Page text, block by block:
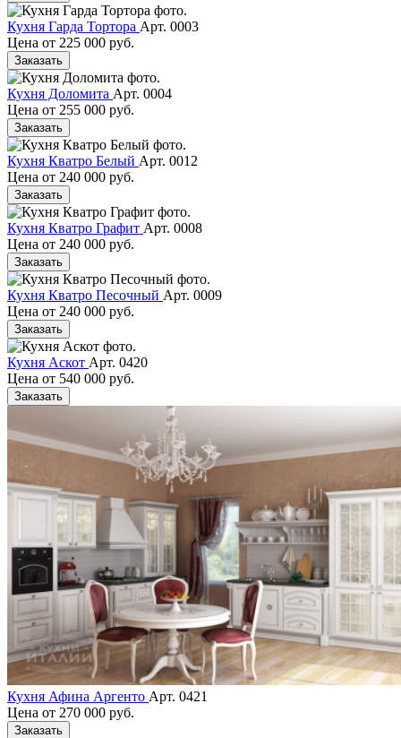
Кухня Гарда Тортора Арт. 0003
Цена от 225 000 руб.
Заказать
Кухня Доломита Арт. 0004
Цена от 255 000 руб.
Заказать
Кухня Кватро Белый Арт. 0012
Цена от 240 000 руб.
Заказать
Кухня Кватро Графит Арт. 0008
Цена от 240 000 руб.
Заказать
Кухня Кватро Песочный Арт. 0009
Цена от 240 000 руб.
Заказать
Кухня Аскот Арт. 0420
Цена от 540 000 руб.
Заказать
Кухня Афина Аргенто Арт. 0421
Цена от 270 000 руб.
Заказать